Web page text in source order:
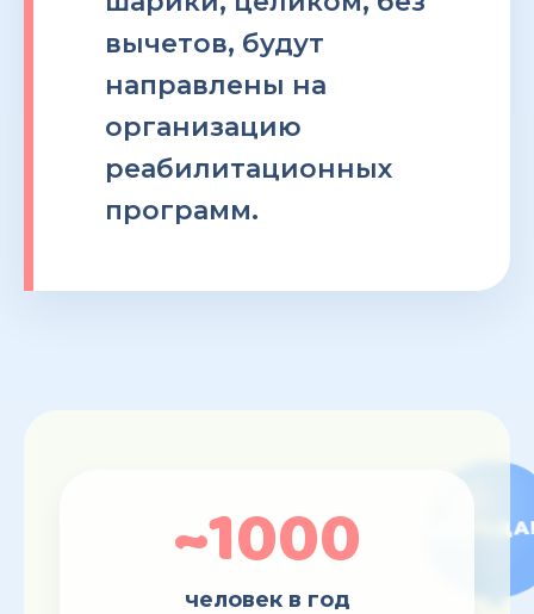
вычетов, будут
направлены на
организацию
реабилитационных
программ.
~1000
человек в год